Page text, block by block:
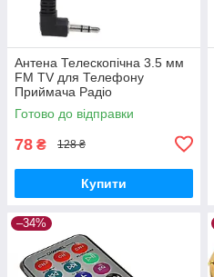
Антена Телескопічна 3.5 мм
FM TV для Телефону
Приймача Радіо
Готово до відправки
78 ₴ 128 ₴
Купити
–34%